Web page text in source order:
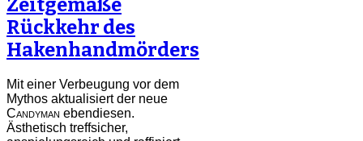
Zeitgemäße
Rückkehr des
Hakenhandmörders
Mit einer Verbeugung vor dem
Mythos aktualisiert der neue
Candyman ebendiesen.
Ästhetisch treffsicher,